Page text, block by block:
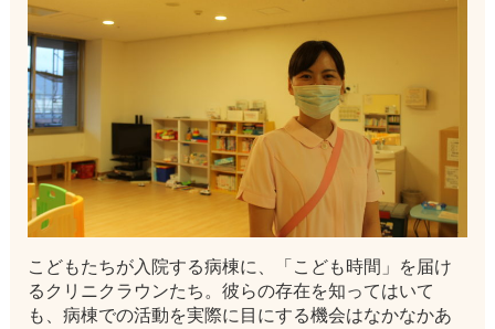
こどもたちが入院する病棟に、「こども時間」を届け
るクリニクラウンたち。彼らの存在を知ってはいて
も、病棟での活動を実際に目にする機会はなかなかあ